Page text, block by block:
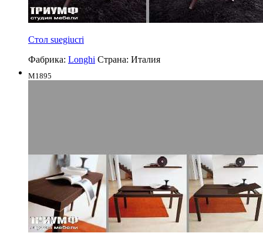
Стол suegiucri
Фабрика: Longhi Страна: Италия
M1895